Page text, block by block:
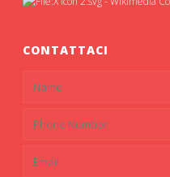
CONTATTACI